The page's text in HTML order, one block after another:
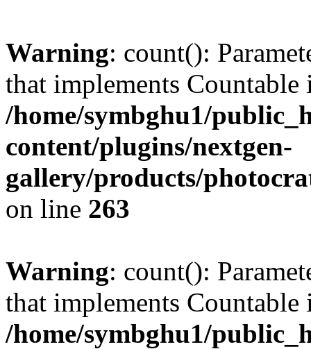
Warning: count():
that implements Countable
/home/symbghu1/
content/plugins/nextgen-
gallery/products/
on line 263
Warning: count():
that implements Countable
/home/symbghu1/